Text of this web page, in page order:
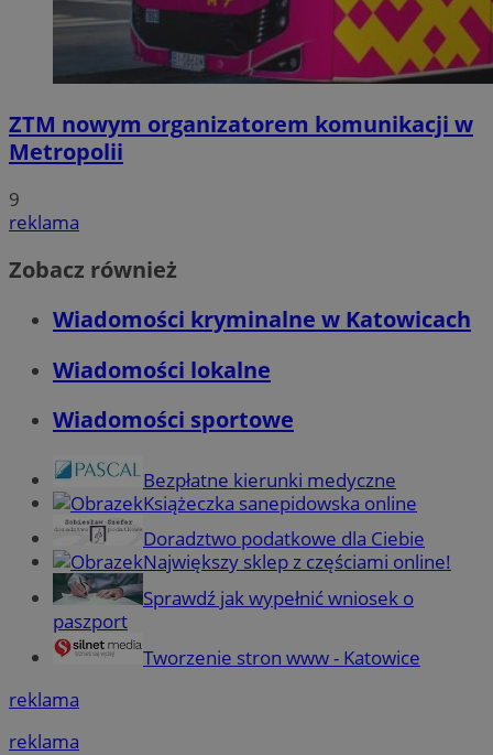
ZTM nowym organizatorem komunikacji w
Metropolii
9
reklama
Zobacz również
Wiadomości kryminalne w Katowicach
Wiadomości lokalne
Wiadomości sportowe
Bezpłatne kierunki medyczne
Książeczka sanepidowska online
Doradztwo podatkowe dla Ciebie
Największy sklep z częściami online!
Sprawdź jak wypełnić wniosek o
paszport
Tworzenie stron www - Katowice
reklama
reklama